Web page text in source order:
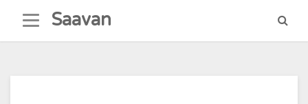
content
Saavan